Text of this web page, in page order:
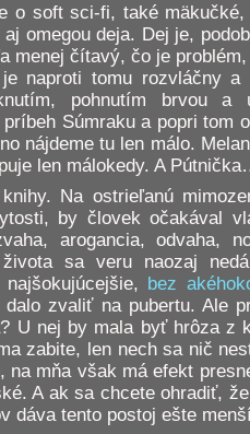
o soft sci-fi, také
omegou deja. Dej je,
menej čítavý, čo je
naproti tomu rozvláčny a
pohnutím brvou
Súmraku a popri tom
nájdeme tu len málo.
len málokedy. A
Na ostrieľanú
by človek očakával
arogancia, odvaha,
sa veru naozaj
bez
zvaliť na pubertu. Ale
U nej by mala byť hrôza z
zabite, len nech sa nič
mňa však má efekt
A ak sa chcete ohradiť,
dáva tento postoj ešte